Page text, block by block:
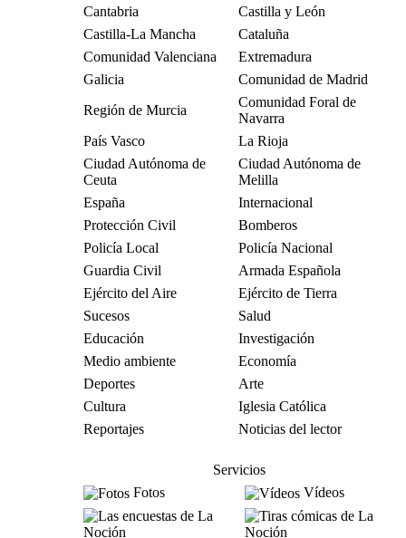
Cantabria
Castilla y León
Castilla-La Mancha
Cataluña
Comunidad Valenciana
Extremadura
Galicia
Comunidad de Madrid
Región de Murcia
Comunidad Foral de
Navarra
País Vasco
La Rioja
Ciudad Autónoma de
Ceuta
Ciudad Autónoma de
Melilla
España
Internacional
Protección Civil
Bomberos
Policía Local
Policía Nacional
Guardia Civil
Armada Española
Ejército del Aire
Ejército de Tierra
Sucesos
Salud
Educación
Investigación
Medio ambiente
Economía
Deportes
Arte
Cultura
Iglesia Católica
Reportajes
Noticias del lector
Servicios
Fotos
Vídeos